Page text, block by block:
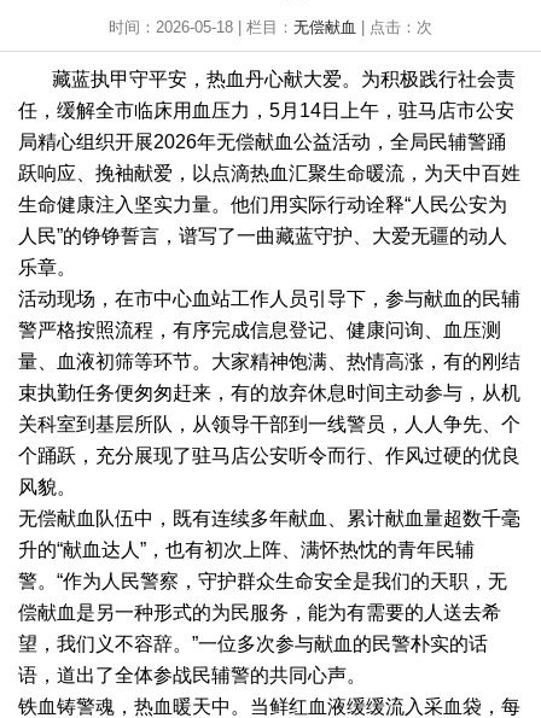
时间：2026-05-18 | 栏目： 无偿献血 | 点击： 次
藏蓝执甲守平安，热血丹心献大爱。为积极践行社会责
任，缓解全市临床用血压力，5月14日上午，驻马店市公安
局精心组织开展2026年无偿献血公益活动，全局民辅警踊
跃响应、挽袖献爱，以点滴热血汇聚生命暖流，为天中百姓
生命健康注入坚实力量。他们用实际行动诠释“人民公安为
人民”的铮铮誓言，谱写了一曲藏蓝守护、大爱无疆的动人
乐章。
活动现场，在市中心血站工作人员引导下，参与献血的民辅
警严格按照流程，有序完成信息登记、健康问询、血压测
量、血液初筛等环节。大家精神饱满、热情高涨，有的刚结
束执勤任务便匆匆赶来，有的放弃休息时间主动参与，从机
关科室到基层所队，从领导干部到一线警员，人人争先、个
个踊跃，充分展现了驻马店公安听令而行、作风过硬的优良
风貌。
无偿献血队伍中，既有连续多年献血、累计献血量超数千毫
升的“献血达人”，也有初次上阵、满怀热忱的青年民辅
警。“作为人民警察，守护群众生命安全是我们的天职，无
偿献血是另一种形式的为民服务，能为有需要的人送去希
望，我们义不容辞。”一位多次参与献血的民警朴实的话
语，道出了全体参战民辅警的共同心声。
铁血铸警魂，热血暖天中。当鲜红血液缓缓流入采血袋，每